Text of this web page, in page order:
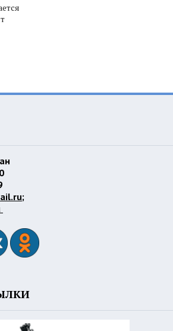
;